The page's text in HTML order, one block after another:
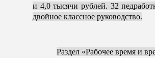
и 4,0 тысячи рублей. 32
двойное классное руководство.
Раздел «Рабочее время и